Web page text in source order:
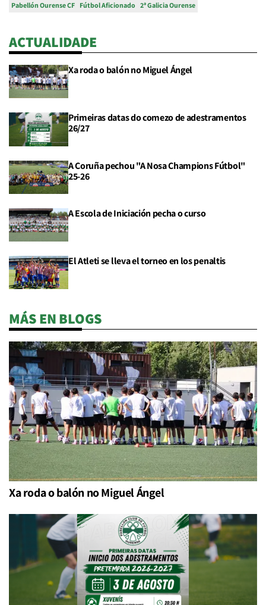
Pabellón Ourense CF Fútbol Aficionado 2ª Galicia Ourense
ACTUALIDADE
Xa roda o balón no Miguel Ángel
Primeiras datas do comezo de adestramentos
26/27
A Coruña pechou "A Nosa Champions Fútbol"
25-26
A Escola de Iniciación pecha o curso
El Atleti se lleva el torneo en los penaltis
MÁS EN BLOGS
Xa roda o balón no Miguel Ángel